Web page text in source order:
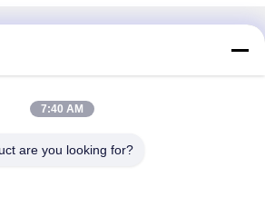
Xingye, région est d'industrie, Xindu, ville
7:40 AM
are you looking for?